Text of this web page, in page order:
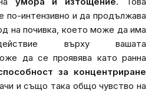
интензивно и да продължава
на почивка, което може да има
върху вашата
да се проявява като ранна
за концентриране
и също така общо чувство на